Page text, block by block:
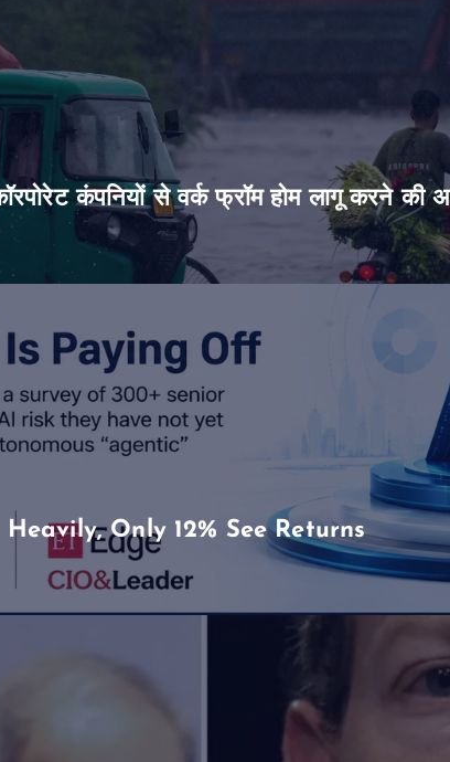
कंपनियों से वर्क फ्रॉम होम लागू करने की
Only 12% See Returns